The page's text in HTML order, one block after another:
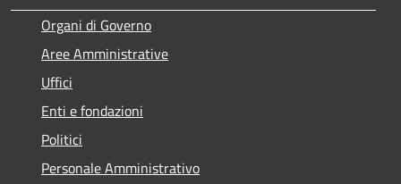
Organi di Governo
Aree Amministrative
Uffici
Enti e fondazioni
Politici
Personale Amministrativo